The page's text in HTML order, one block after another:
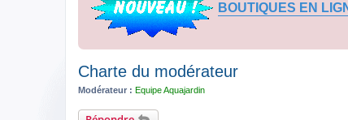
BOUTIQUES EN
Charte du modérateur
Modérateur : Equipe Aquajardin